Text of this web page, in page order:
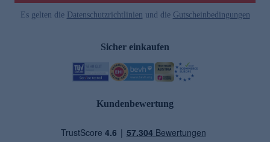
Es gelten die Datenschutzrichtlinien und die Gutscheinbedingungen
Sicher einkaufen
Kundenbewertung